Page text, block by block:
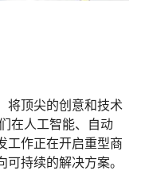
将顶尖的创意和技术
在人工智能、自动
工作正在开启重型商
持续的解决方案。